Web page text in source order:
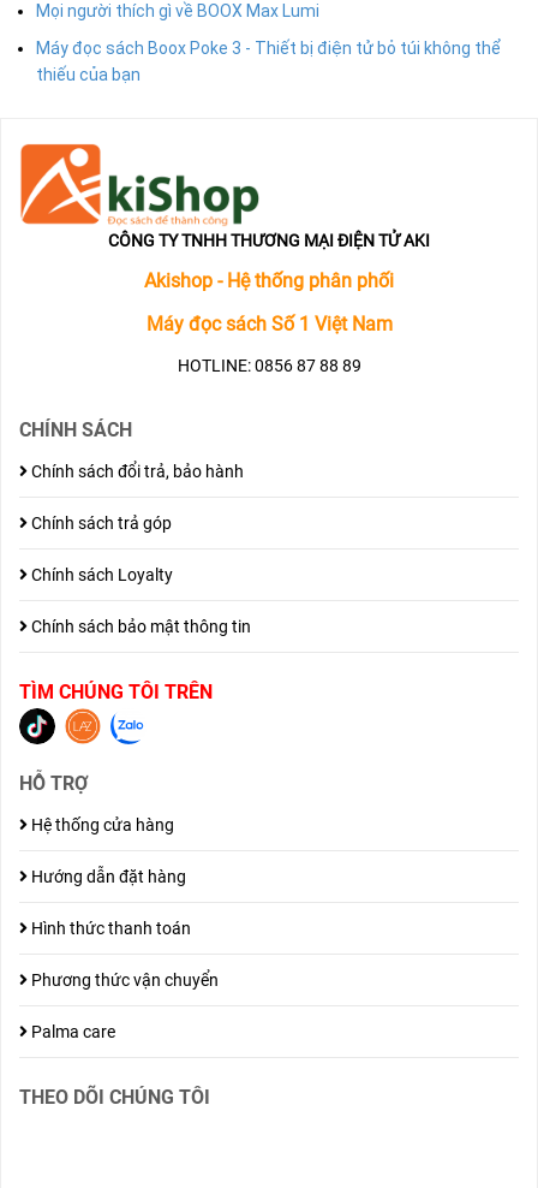
Mọi người thích gì về BOOX Max Lumi
Máy đọc sách Boox Poke 3 - Thiết bị điện tử bỏ túi không thể
thiếu của bạn
CÔNG TY TNHH THƯƠNG MẠI ĐIỆN TỬ AKI
Akishop - Hệ thống phân phối
Máy đọc sách Số 1 Việt Nam
HOTLINE: 0856 87 88 89
CHÍNH SÁCH
Chính sách đổi trả, bảo hành
Chính sách trả góp
Chính sách Loyalty
Chính sách bảo mật thông tin
TÌM CHÚNG TÔI TRÊN
HỖ TRỢ
Hệ thống cửa hàng
Hướng dẫn đặt hàng
Hình thức thanh toán
Phương thức vận chuyển
Palma care
THEO DÕI CHÚNG TÔI